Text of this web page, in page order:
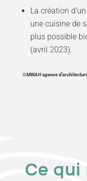
La création d’un
une cuisine de
plus possible
(avril 2023).
©MWAH agence
Ce qui